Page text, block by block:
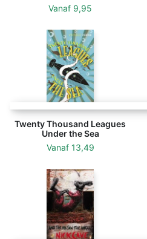
Vanaf 9,95
Twenty Thousand Leagues
Under the Sea
Vanaf 13,49